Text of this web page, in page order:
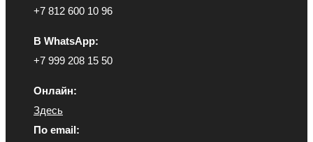
+7 812 600 10 96
В WhatsApp:
+7 999 208 15 50
Онлайн:
Здесь
По email: